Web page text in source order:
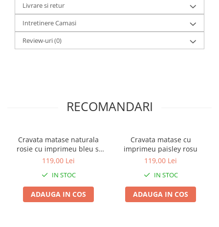
Livrare si retur
Intretinere Camasi
Review-uri(0)
RECOMANDARI
Cravata matase naturala
rosie cu imprimeu bleu si
bej
119,00 Lei
IN STOC
ADAUGA IN COS
Cravata matase cu
imprimeu paisley rosu
119,00 Lei
IN STOC
ADAUGA IN COS